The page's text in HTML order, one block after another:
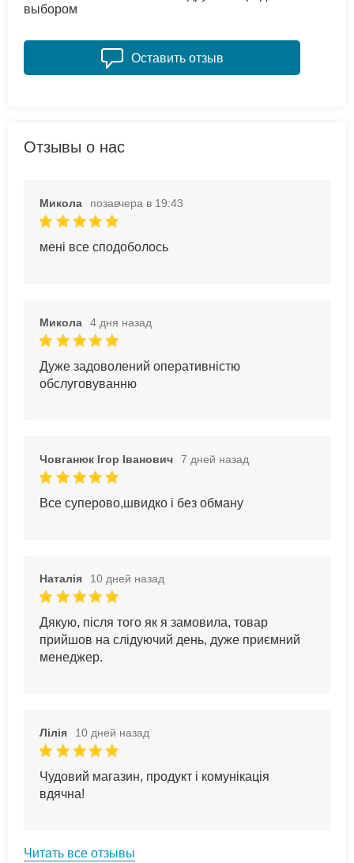
выбором
Оставить отзыв
Отзывы о нас
Микола позавчера в 19:43
мені все сподоболось
Микола 4 дня назад
Дуже задоволений оперативністю
обслуговуванню
Човганюк Ігор Іванович 7 дней назад
Все суперово,швидко і без обману
Наталія 10 дней назад
Дякую, після того як я замовила, товар
прийшов на слідуючий день, дуже приємний
менеджер.
Лілія 10 дней назад
Чудовий магазин, продукт і комунікація
вдячна!
Читать все отзывы